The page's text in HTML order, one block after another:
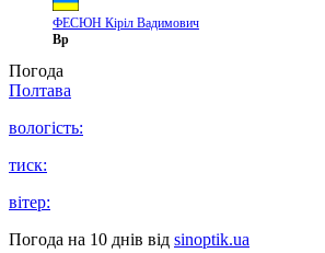
ФЕСЮН Кіріл Вадимович
Вр
Погода
Полтава
вологість:
тиск:
вітер:
Погода на 10 днів від sinoptik.ua